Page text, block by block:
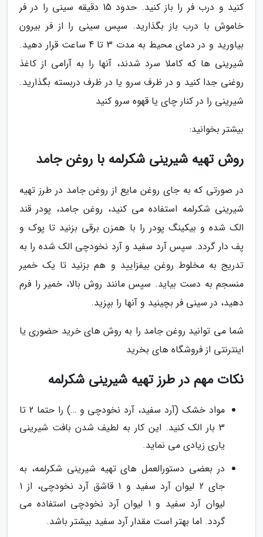
کنید و درب فر را باز کنید. حدود 15 دقیقه سینی را در فر
خاموش با درب باز بگذارید. سپس سینی را از فر بیرون
بیاورید و در دمای محیط به مدت 3 تا 4 ساعت قرار دهید.
شیرینی ها که کاملا سرد شدند، آنها را به آرامی از کاغذ
روغنی جدا کنید و در ظرف سرو یا در ظرف دربسته بگذارید.
شیرینی را در کنار چای یا قهوه سرو کنید
بیشتر بخوانید:
روش تهیه شیرینی شکرلمه با روغن جامد
در صورتی که به جای روغن مایع از روغن جامد در طرز تهیه
شیرینی شکرلمه استفاده می کنید، روغن جامد، پودر قند
الک شده و بیکینگ پودر را با همزن برقی بزنید تا پوک و
پف دار گردد. سپس آرد سفید و آرد نخودچی الک شده را به
تدریج به مخلوط روغن بیفزایید و هم بزنید تا یک خمیر
منسجم به دست بیاید. سپس مانند روش بالا، خمیر را فرم
دهید، در سینی فر بچینید و آنها را بپزید.
شما می توانید روغن جامد را به روش های خرید حضوری یا
اینترنتی از فروشگاه های بخرید
نکات مهم در طرز تهیه شیرینی شکرلمه
مواد خشک (آرد سفید، آرد نخودچی و …) را حتما 2 تا
3 بار الک کنید. این کار به لطیف شدن بافت شیرینی
یاری زیادی می نماید.
در بعضی دستورالعمل های تهیه شیرینی شکرلمه، به
جای 2 لیوان آرد سفید و 1 قاشق آرد نخودچی، از 1
لیوان آرد سفید و 1 لیوان آرد نخودچی استفاده می
گردد. اما بهتر است مقدار آرد سفید بیشتر باشد.